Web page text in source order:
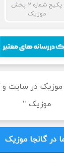
پکیج شماره ۲ پخش
موزیک
در سایت و
موزیک "
گانجا موزیک